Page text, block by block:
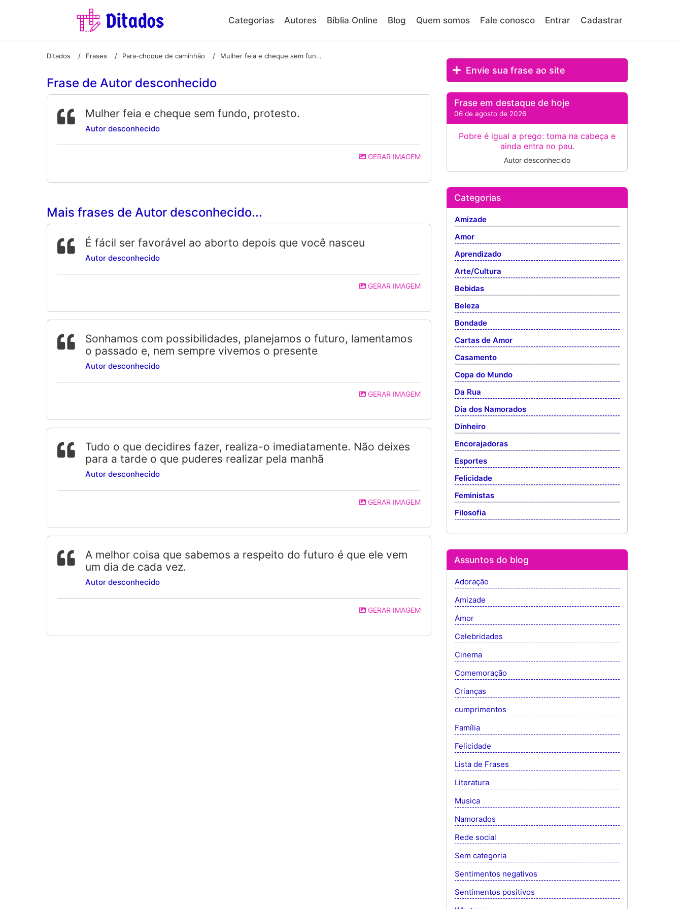
Categorias Autores Bíblia Online Blog Quem somos Fale conosco Entrar Cadastrar
Ditados / Frases / Para-choque de caminhão / Mulher feia e cheque sem fundo, protesto.
Frase de Autor desconhecido
Mulher feia e cheque sem fundo, protesto.
Autor desconhecido
GERAR IMAGEM
Mais frases de Autor desconhecido...
É fácil ser favorável ao aborto depois que você nasceu
Autor desconhecido
GERAR IMAGEM
Sonhamos com possibilidades, planejamos o futuro, lamentamos
o passado e, nem sempre vivemos o presente
Autor desconhecido
GERAR IMAGEM
Tudo o que decidires fazer, realiza-o imediatamente. Não deixes
para a tarde o que puderes realizar pela manhã
Autor desconhecido
GERAR IMAGEM
A melhor coisa que sabemos a respeito do futuro é que ele vem
um dia de cada vez.
Autor desconhecido
GERAR IMAGEM
Envie sua frase ao site
Frase em destaque de hoje
06 de agosto de 2026
Pobre é igual a prego: toma na cabeça e
ainda entra no pau.
Autor desconhecido
Categorias
Amizade
Amor
Aprendizado
Arte/Cultura
Bebidas
Beleza
Bondade
Cartas de Amor
Casamento
Copa do Mundo
Da Rua
Dia dos Namorados
Dinheiro
Encorajadoras
Esportes
Felicidade
Feministas
Filosofia
Assuntos do blog
Adoração
Amizade
Amor
Celebridades
Cinema
Comemoração
Crianças
cumprimentos
Família
Felicidade
Lista de Frases
Literatura
Musica
Namorados
Rede social
Sem categoria
Sentimentos negativos
Sentimentos positivos